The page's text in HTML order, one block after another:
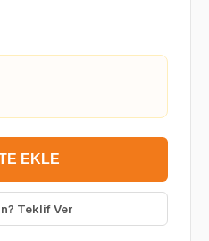
EKLE
Teklif Ver